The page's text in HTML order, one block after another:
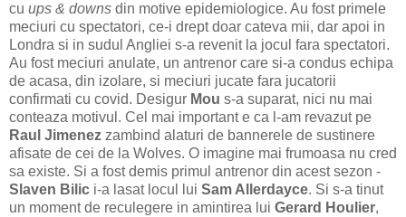
cu ups & downs din motive epidemiologice. Au fost primele
meciuri cu spectatori, ce-i drept doar cateva mii, dar apoi in
Londra si in sudul Angliei s-a revenit la jocul fara spectatori.
Au fost meciuri anulate, un antrenor care si-a condus echipa
de acasa, din izolare, si meciuri jucate fara jucatorii
confirmati cu covid. Desigur Mou s-a suparat, nici nu mai
conteaza motivul. Cel mai important e ca l-am revazut pe
Raul Jimenez zambind alaturi de bannerele de sustinere
afisate de cei de la Wolves. O imagine mai frumoasa nu cred
sa existe. Si a fost demis primul antrenor din acest sezon -
Slaven Bilic i-a lasat locul lui Sam Allerdayce. Si s-a tinut
un moment de reculegere in amintirea lui Gerard Houlier,